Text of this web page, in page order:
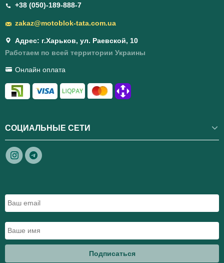
+38 (050)-189-888-7
zakaz@motoblok-tata.com.ua
Адрес: г.Харьков, ул. Раевской, 10
Работаем по всей территории Украины
Онлайн оплата
СОЦИАЛЬНЫЕ СЕТИ
Подписаться